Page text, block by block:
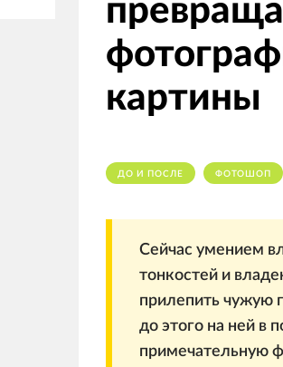
картины
ДО И ПОСЛЕ ФОТОШОП
Сейчас умением
тонкостей и
прилепить чужую
до этого на ней в
примечательную